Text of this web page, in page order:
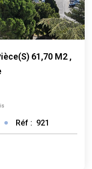
61,70 M2 ,
Réf : 921